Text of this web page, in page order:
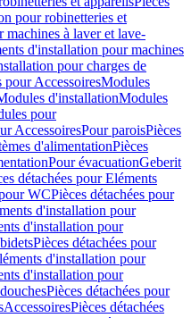
pour robinetteries et
à laver et lave-
d'installation pour machines
pour charges de
pour AccessoiresModules
d'installationModules
pour
AccessoiresPour paroisPièces
d'alimentationPièces
Pour évacuationGeberit
détachées pour Eléments
WCPièces détachées pour
d'installation pour
d'installation pour
Pièces détachées pour
d'installation pour
d'installation pour
Pièces détachées pour
AccessoiresPièces détachées